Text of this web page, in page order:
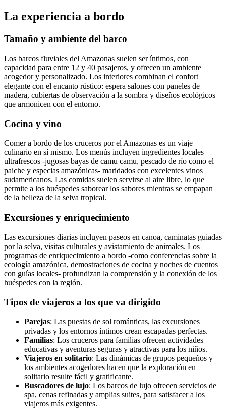
La experiencia a bordo
Tamaño y ambiente del barco
Los barcos fluviales del Amazonas suelen ser íntimos, con
capacidad para entre 12 y 40 pasajeros, y ofrecen un ambiente
acogedor y personalizado. Los interiores combinan el confort
elegante con el encanto rústico: espera salones con paneles de
madera, cubiertas de observación a la sombra y diseños ecológicos
que armonicen con el entorno.
Cocina y vino
Comer a bordo de los cruceros por el Amazonas es un viaje
culinario en sí mismo. Los menús incluyen ingredientes locales
ultrafrescos -jugosas bayas de camu camu, pescado de río como el
paiche y especias amazónicas- maridados con excelentes vinos
sudamericanos. Las comidas suelen servirse al aire libre, lo que
permite a los huéspedes saborear los sabores mientras se empapan
de la belleza de la selva tropical.
Excursiones y enriquecimiento
Las excursiones diarias incluyen paseos en canoa, caminatas guiadas
por la selva, visitas culturales y avistamiento de animales. Los
programas de enriquecimiento a bordo -como conferencias sobre la
ecología amazónica, demostraciones de cocina y noches de cuentos
con guías locales- profundizan la comprensión y la conexión de los
huéspedes con la región.
Tipos de viajeros a los que va dirigido
Parejas: Las puestas de sol románticas, las excursiones
privadas y los entornos íntimos crean escapadas perfectas.
Familias: Los cruceros para familias ofrecen actividades
educativas y aventuras seguras y atractivas para los niños.
Viajeros en solitario: Las dinámicas de grupos pequeños y
los ambientes acogedores hacen que la exploración en
solitario resulte fácil y gratificante.
Buscadores de lujo: Los barcos de lujo ofrecen servicios de
spa, cenas refinadas y amplias suites, para satisfacer a los
viajeros más exigentes.